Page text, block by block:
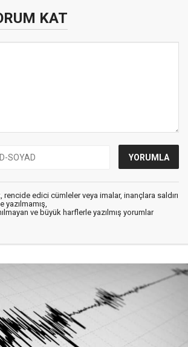
KAT
rencide edici cümleler veya imalar, inançlara saldırı
yazılmamış,
ve büyük harflerle yazılmış yorumlar